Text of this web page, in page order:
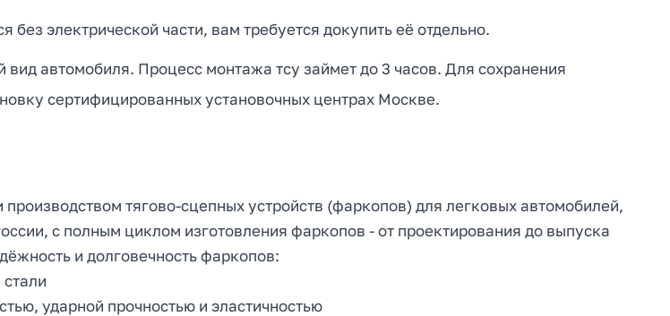
электрической части, вам требуется докупить её отдельно.
автомобиля. Процесс монтажа тсу займет до 3 часов. Для сохранения
сертифицированных установочных центрах Москве.
тягово-сцепных устройств (фаркопов) для легковых автомобилей,
с полным циклом изготовления фаркопов - от проектирования до выпуска
и долговечность фаркопов:
ударной прочностью и эластичностью